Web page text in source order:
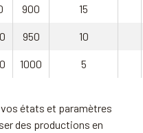
900 15
950 10
1000 5
états et paramètres
des productions en